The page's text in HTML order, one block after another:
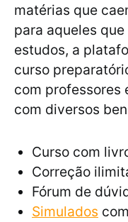
matérias que
para aqueles
estudos, a
curso
com professores
com diversos
Curso com
Correção
Fórum de
Simulados